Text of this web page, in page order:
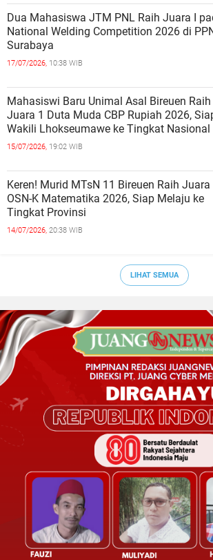
Dua Mahasiswa JTM PNL Raih Juara I
National Welding Competition 2026 di
Surabaya
17/07/2026, 10:38 WIB
Mahasiswi Baru Unimal Asal Bireuen Raih
Juara 1 Duta Muda CBP Rupiah 2026,
Wakili Lhokseumawe ke Tingkat Nasional
15/07/2026, 19:02 WIB
Keren! Murid MTsN 11 Bireuen Raih Juara
OSN-K Matematika 2026, Siap Melaju ke
Tingkat Provinsi
14/07/2026, 20:38 WIB
LIHAT SEMUA